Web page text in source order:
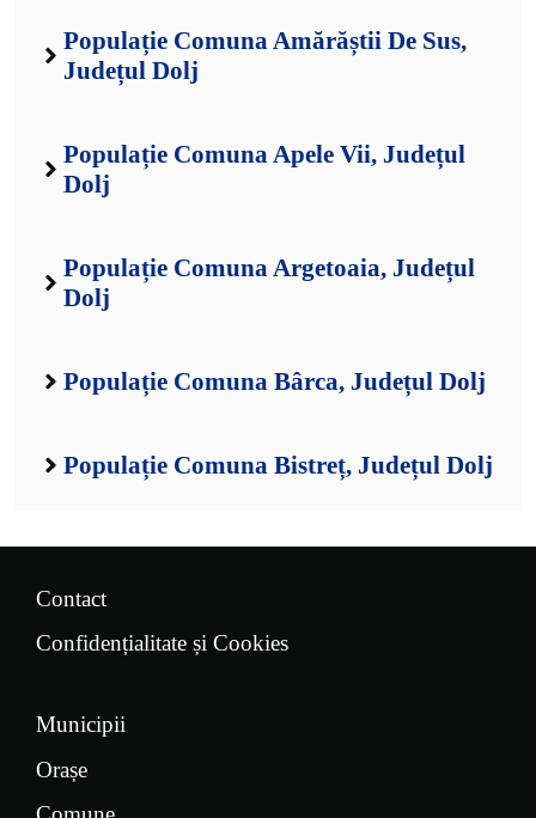
Populație Comuna Amărăștii De Sus,
Județul Dolj
Populație Comuna Apele Vii, Județul
Dolj
Populație Comuna Argetoaia, Județul
Dolj
Populație Comuna Bârca, Județul Dolj
Populație Comuna Bistreț, Județul Dolj
Contact
Confidențialitate și Cookies
Municipii
Orașe